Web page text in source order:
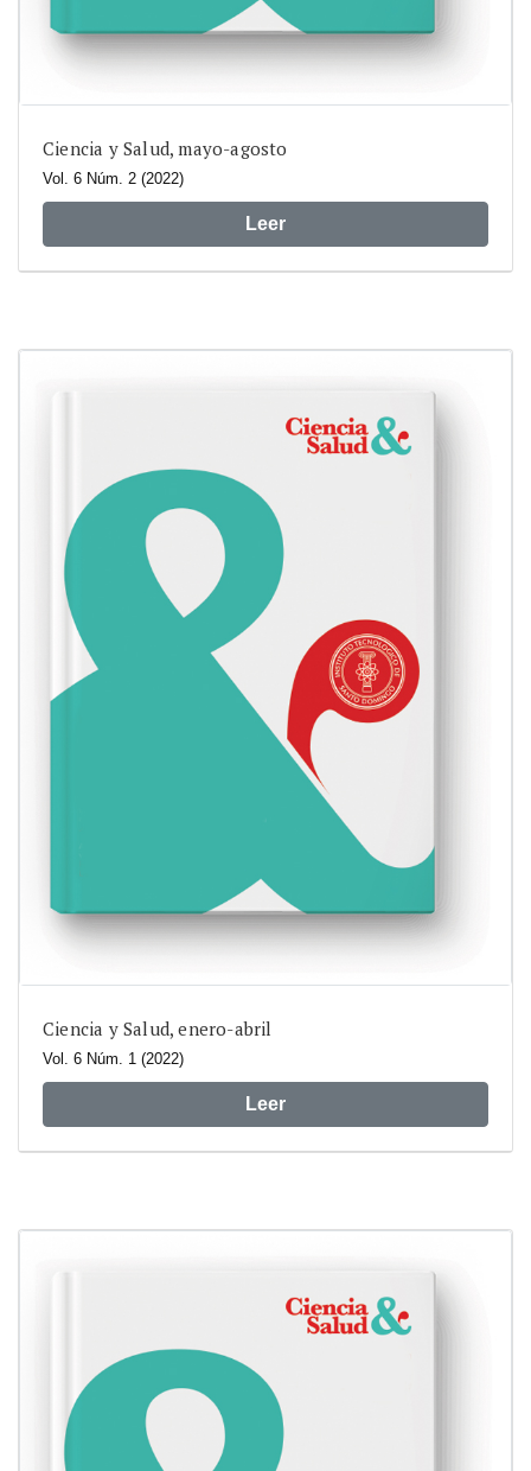
Ciencia y Salud, mayo-agosto
Vol. 6 Núm. 2 (2022)
Leer
Ciencia y Salud, enero-abril
Vol. 6 Núm. 1 (2022)
Leer